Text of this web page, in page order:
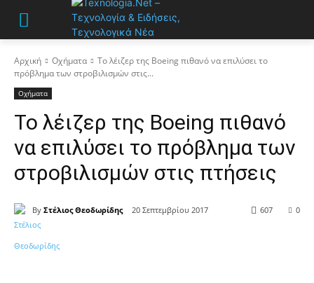
Αρχική Οχήματα
Το λέιζερ της Boeing πιθανό να επιλύσει το
πρόβλημα των στροβιλισμών στις...
Οχήματα
Το λέιζερ της Boeing πιθανό
να επιλύσει το πρόβλημα των
στροβιλισμών στις πτήσεις
By Στέλιος Θεοδωρίδης 20 Σεπτεμβρίου 2017 0
607